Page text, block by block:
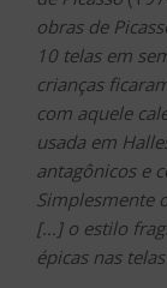
obras de
10 telas em
crianças
com aquele
usada em
antagônicos e
Simplesmente
[… ] o estilo
épicas nas